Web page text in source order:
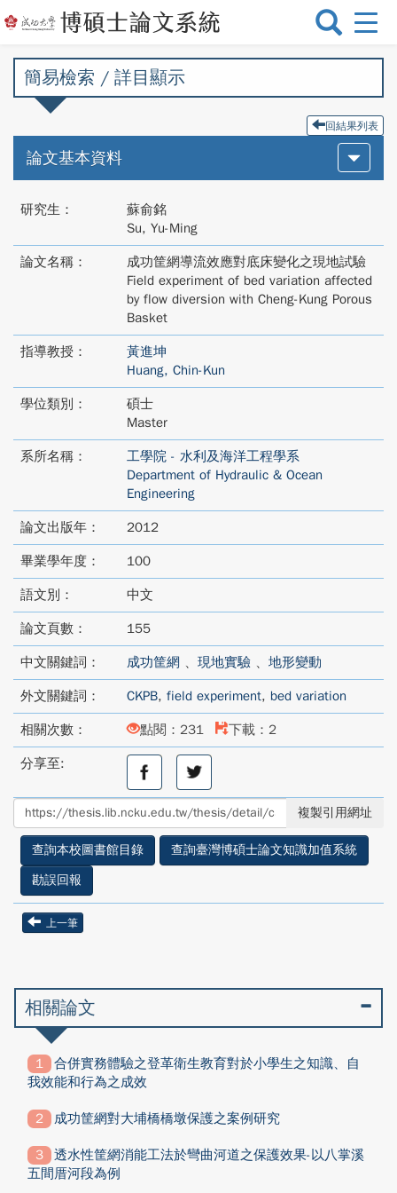
選
切
簡易檢索 / 詳目顯示
回結果列表
論文基本資料
研究生：
蘇俞銘
Su, Yu-Ming
論文名稱：
成功筐網導流效應對底床變化之現地試驗
Field experiment of bed variation affected
by flow diversion with Cheng-Kung Porous
Basket
指導教授：
黃進坤
Huang, Chin-Kun
學位類別：
碩士
Master
系所名稱：
工學院 - 水利及海洋工程學系
Department of Hydraulic & Ocean
Engineering
論文出版年： 2012
畢業學年度： 100
語文別： 中文
論文頁數： 155
中文關鍵詞： 成功筐網 、 現地實驗 、 地形變動
外文關鍵詞： CKPB, field experiment, bed variation
相關次數： 點閱：231 下載：2
分享至:
分
至
facebook
分
享
至
twitter
複製引用網址
查詢本校圖書館目錄
查詢臺灣博碩士論文知識加值系統
勘誤回報
上一筆
相關論文
合併實務體驗之登革衛生教育對於小學生之知識、自
我效能和行為之成效
成功筐網對大埔橋橋墩保護之案例研究
透水性筐網消能工法於彎曲河道之保護效果-以八掌溪
五間厝河段為例